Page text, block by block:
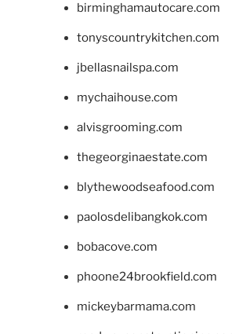
birminghamautocare.com
tonyscountrykitchen.com
jbellasnailspa.com
mychaihouse.com
alvisgrooming.com
thegeorginaestate.com
blythewoodseafood.com
paolosdelibangkok.com
bobacove.com
phoone24brookfield.com
mickeybarmama.com